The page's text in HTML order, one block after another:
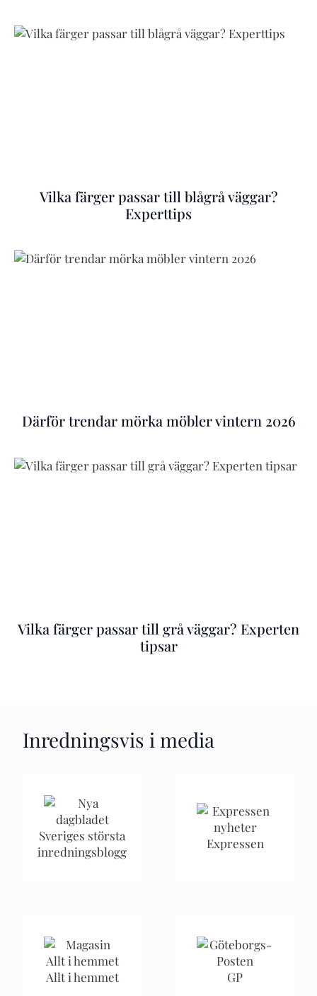
Vilka färger passar till blågrå väggar?
Experttips
Därför trendar mörka möbler vintern 2026
Vilka färger passar till grå väggar? Experten
tipsar
Inredningsvis i media
Sveriges största
inredningsblogg
Expressen
Allt i hemmet GP